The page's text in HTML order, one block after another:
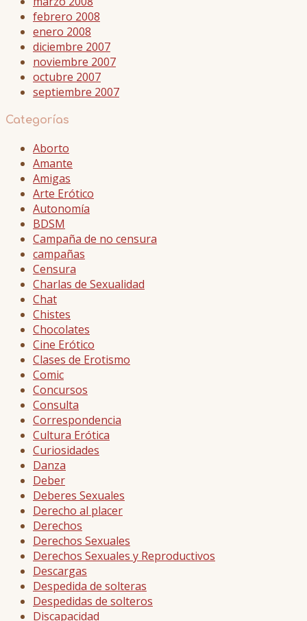
febrero 2008
enero 2008
diciembre 2007
noviembre 2007
octubre 2007
septiembre 2007
Categorías
Aborto
Amante
Amigas
Arte Erótico
Autonomía
BDSM
Campaña de no censura
campañas
Censura
Charlas de Sexualidad
Chat
Chistes
Chocolates
Cine Erótico
Clases de Erotismo
Comic
Concursos
Consulta
Correspondencia
Cultura Erótica
Curiosidades
Danza
Deber
Deberes Sexuales
Derecho al placer
Derechos
Derechos Sexuales
Derechos Sexuales y Reproductivos
Descargas
Despedida de solteras
Despedidas de solteros
Discapacidad